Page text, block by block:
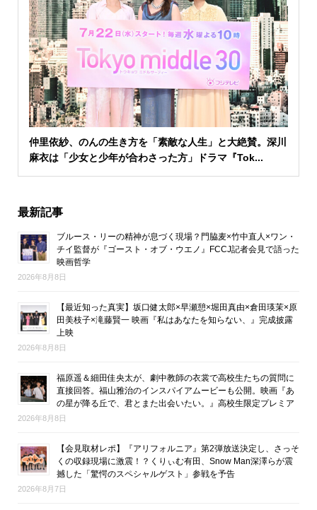
仲里依紗、のんの生き方を「素敵な人生」と大絶賛。深川
麻衣は「少女と少年が合わさった方」ドラマ『Tok...
最新記事
ブルース・リーの精神が息づく現場？門脇麦×竹中直人×ワン・
チイ監督が『ゴースト・オブ・ウエノ』FCCJ記者会見で語った
映画哲学
2026年8月8日
【最近知った真実】坂口健太郎×早瀬憩×堀田真由×倉田瑛茉×原
田美枝子×滝藤賢一 映画『私はあなたを知らない、』完成披露
上映
2026年8月8日
福原遥＆細田佳央太が、劇中教師の衣裳で高校生たちの質問に
直接回答。福山雅治のインスパイアムービーも公開。映画『あ
の星が降る丘で、君とまた出会いたい。』高校生限定プレミア
2026年8月8日
【会見取材レポ】『アリフォルニア』第2弾放送決定し、さっそ
くの収録現場に激震！？くりぃむ有田、Snow Man深澤らが震
撼した「驚愕のスペシャルゲスト」参戦を予告
2026年8月7日